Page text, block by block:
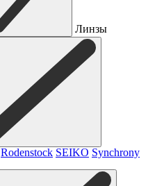
Линзы
Rodenstock SEIKO Synchrony